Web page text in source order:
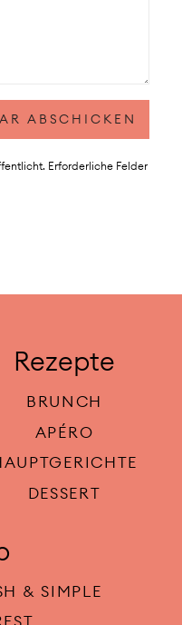
Erforderliche Felder
Rezepte
BRUNCH
APÉRO
DESSERT
& SIMPLE